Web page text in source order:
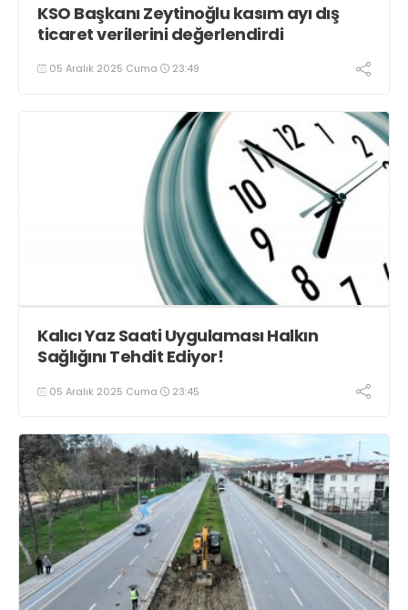
KSO Başkanı Zeytinoğlu kasım ayı dış
ticaret verilerini değerlendirdi
05 Aralık 2025 Cuma 23:49
Kalıcı Yaz Saati Uygulaması Halkın
Sağlığını Tehdit Ediyor!
05 Aralık 2025 Cuma 23:45